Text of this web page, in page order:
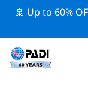
🚢 Up to 60%